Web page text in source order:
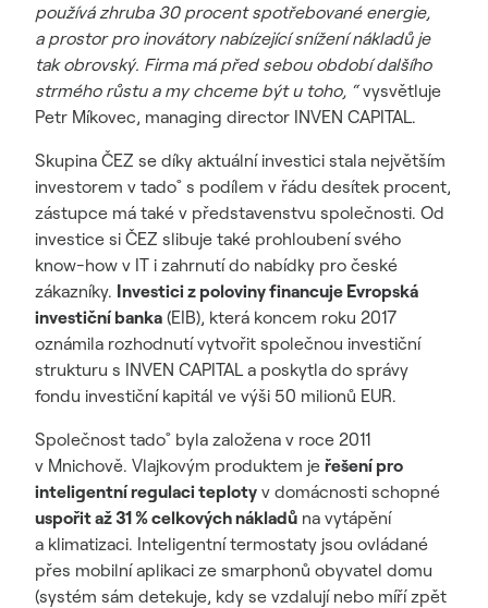
používá zhruba 30 procent spotřebované energie,
a prostor pro inovátory nabízející snížení nákladů je
tak obrovský. Firma má před sebou období dalšího
strmého růstu a my chceme být u toho, “vysvětluje
Petr Míkovec, managing director INVEN CAPITAL.
Skupina ČEZ se díky aktuální investici stala největším
investorem v tado˚ s podílem v řádu desítek procent,
zástupce má také v představenstvu společnosti. Od
investice si ČEZ slibuje také prohloubení svého
know-how v IT i zahrnutí do nabídky pro české
zákazníky. Investici z poloviny financuje Evropská
investiční banka (EIB), která koncem roku 2017
oznámila rozhodnutí vytvořit společnou investiční
strukturu s INVEN CAPITAL a poskytla do správy
fondu investiční kapitál ve výši 50 milionů EUR.
Společnost tado˚ byla založena v roce 2011
v Mnichově. Vlajkovým produktem je řešení pro
inteligentní regulaci teploty v domácnosti schopné
uspořit až 31 % celkových nákladů na vytápění
a klimatizaci. Inteligentní termostaty jsou ovládané
přes mobilní aplikaci ze smarphonů obyvatel domu
(systém sám detekuje, kdy se vzdalují nebo míří zpět